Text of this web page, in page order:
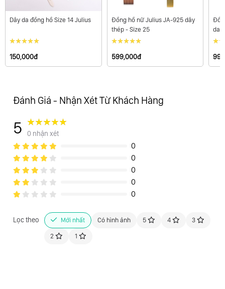
Dây da đồng hồ Size 14 Julius
150,000đ
Đồng hồ nữ Julius JA-925 dây
thép - Size 25
599,000đ
da
Đánh Giá - Nhận Xét Từ Khách Hàng
5 0 nhận xét
0
0
0
0
0
Lọc theo Mới nhất Có hình ảnh 5 4 3
2 1